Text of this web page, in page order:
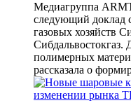
Медиагруппа
следующий доклад
газовых хозяйств
полимерных
рассказала о